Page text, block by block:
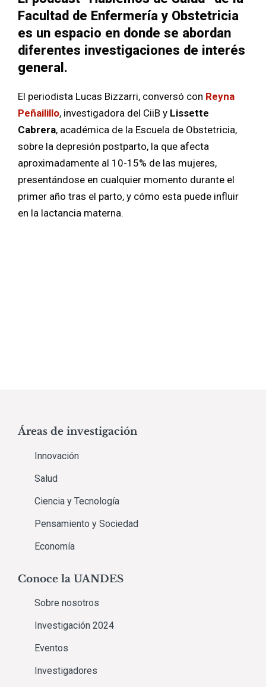
Facultad de Enfermería y Obstetricia
es un espacio en donde se abordan
diferentes investigaciones de interés
general.
El periodista Lucas Bizzarri, conversó con Reyna
Peñailillo, investigadora del CiiB y Lissette
Cabrera, académica de la Escuela de Obstetricia,
sobre la depresión postparto, la que afecta
aproximadamente al 10-15% de las mujeres,
presentándose en cualquier momento durante el
primer año tras el parto, y cómo esta puede influir
en la lactancia materna.
Áreas de investigación
Innovación
Salud
Ciencia y Tecnología
Pensamiento y Sociedad
Economía
Conoce la UANDES
Sobre nosotros
Investigación 2024
Eventos
Investigadores